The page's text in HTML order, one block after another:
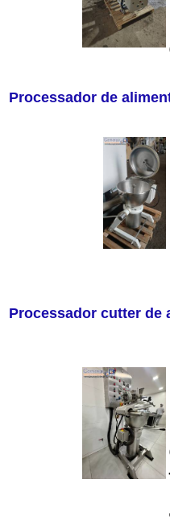
Processador de
Processador cutter de